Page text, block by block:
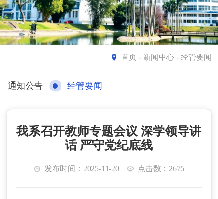
首页- 新闻中心 - 经管要闻
通知公告 经管要闻
我系召开教师专题会议 深学领导讲
话 严守党纪底线
发布时间：2025-11-20 点击数：2675